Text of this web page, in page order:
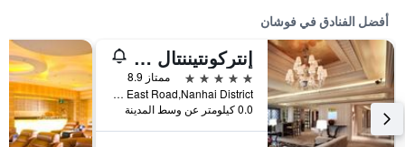
أفضل الفنادق في فوشان
إنتركونتيننتال فوشان باي آيتش جي
5 نجوم
ممتاز 8.9
No.20 Denghu East Road,Nanhai District, فوشان, الصين
0.0 كيلومتر عن وسط المدينة